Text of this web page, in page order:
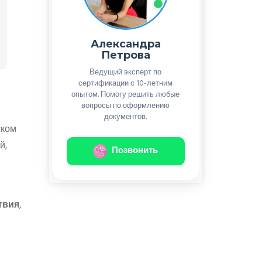
,
Александра
Петрова
Ведущий эксперт по
сертификации с 10-летним
опытом. Помогу решить любые
вопросы по оформлению
документов.
Позвонить